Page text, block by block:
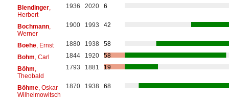
Blendinger,
Herbert
1936 2020 6
Bochmann,
Werner
1900 1993 42
Boehe, Ernst 1880 1938
58
Bohm , Carl 1844 1920
58
Böhm
Theobald
1793 1881 19
Böhme, Oskar
Wilhelmowitsch
1870 1938 68